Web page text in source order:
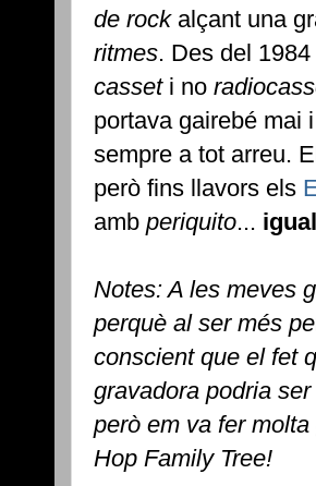
de rockalçant una
ritmes. Des del
casseti no
portava gairebé mai
sempre a tot arreu.
però fins llavors els
amb periquito...
Notes: A les meves
perquè al ser més
conscient que el fet
gravadora podria
però em va fer
Hop Family Tree!